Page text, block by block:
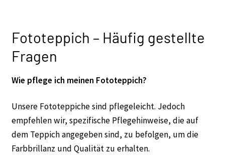
Fototeppich – Häufig gestellte
Fragen
Wie pflege ich meinen Fototeppich?
Unsere Fototeppiche sind pflegeleicht. Jedoch
empfehlen wir, spezifische Pflegehinweise, die auf
dem Teppich angegeben sind, zu befolgen, um die
Farbbrillanz und Qualität zu erhalten.